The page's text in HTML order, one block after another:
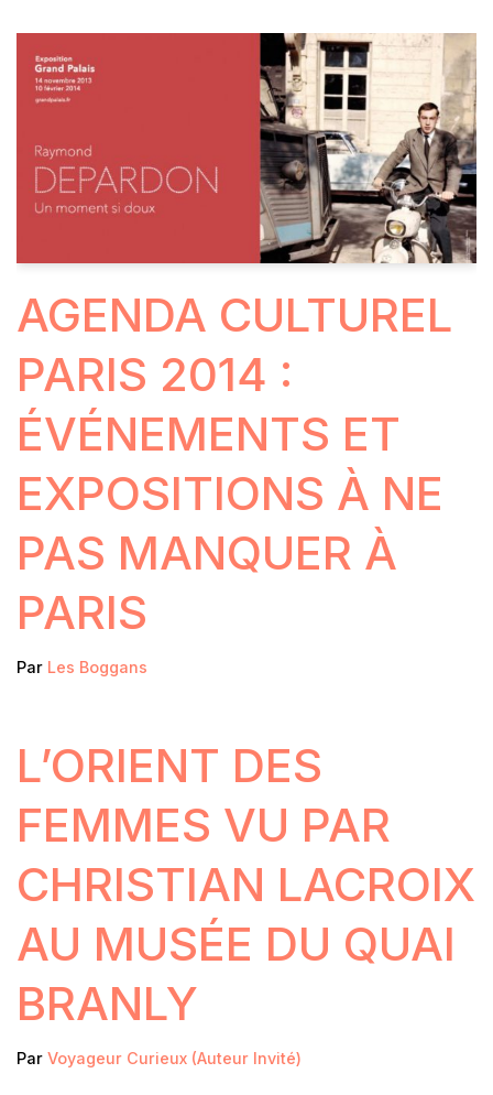
AGENDA CULTUREL
PARIS 2014 :
ÉVÉNEMENTS ET
EXPOSITIONS À NE
PAS MANQUER À
PARIS
Par Les Boggans
L’ORIENT DES
FEMMES VU PAR
CHRISTIAN LACROIX
AU MUSÉE DU QUAI
BRANLY
Par Voyageur Curieux (Auteur Invité)